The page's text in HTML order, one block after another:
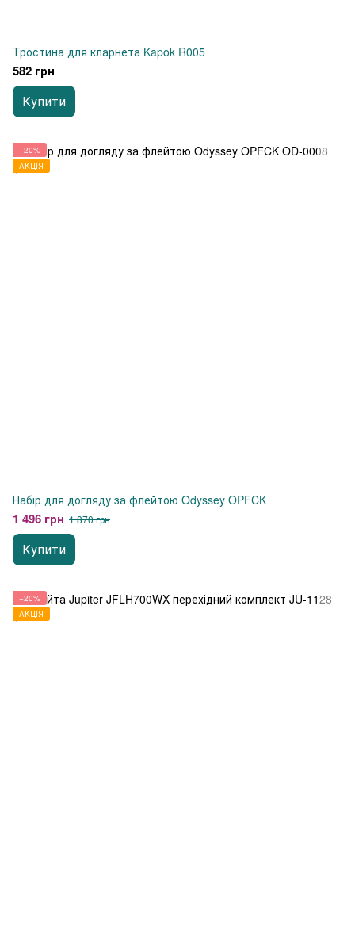
Тростина для кларнета Kapok R005
582 грн
Купити
−20%
АКЦІЯ
Набір для догляду за флейтою Odyssey OPFCK
1 496 грн 1 870 грн
Купити
−20%
АКЦІЯ